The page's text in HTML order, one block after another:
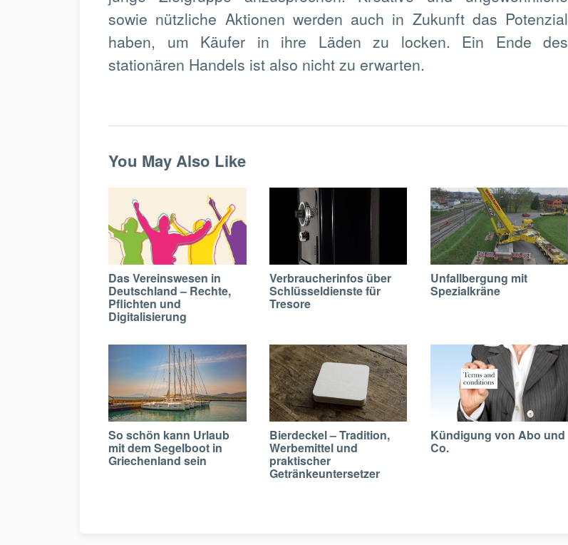
sowie nützliche Aktionen werden auch in Zukunft das Potenzial
haben, um Käufer in ihre Läden zu locken. Ein Ende des
stationären Handels ist also nicht zu erwarten.
You May Also Like
Das Vereinswesen in
Deutschland – Rechte,
Pflichten und
Digitalisierung
Verbraucherinfos über
Schlüsseldienste für
Tresore
Unfallbergung mit
Spezialkräne
So schön kann Urlaub
mit dem Segelboot in
Griechenland sein
Bierdeckel – Tradition,
Werbemittel und
praktischer
Getränkeuntersetzer
Kündigung von Abo und
Co.